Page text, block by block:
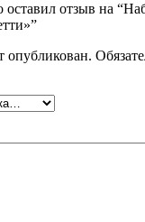
оставил отзыв на
опубликован.